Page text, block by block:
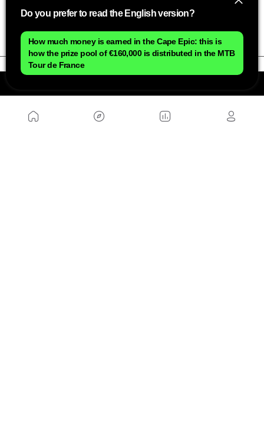
distâncias impossíveis puxando com suas pernas
‘máquinas pesadas' eram verdadeiros titãs.
Do you prefer to read the English version?
How much money is earned in the Cape Epic: this is
how the prize pool of €160,000 is distributed in the MTB
Tour de France